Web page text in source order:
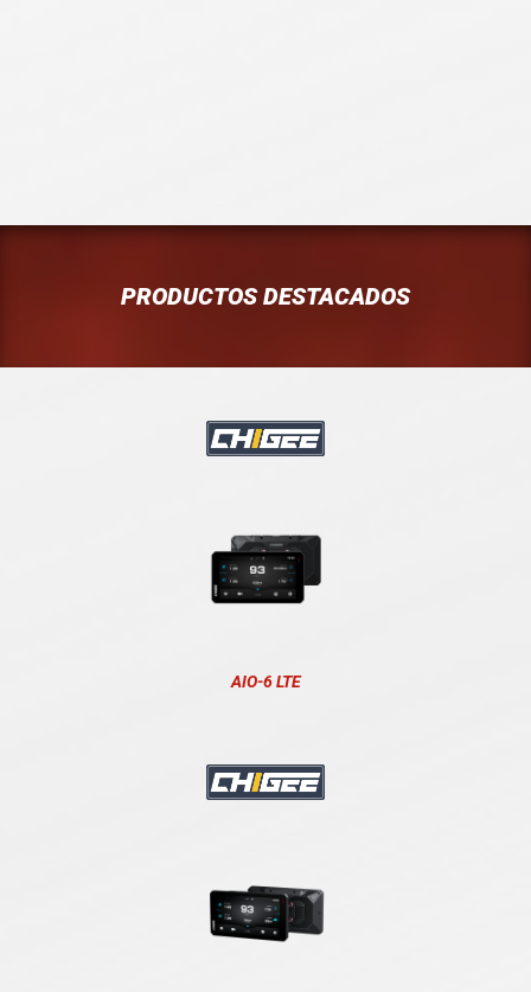
PRODUCTOS DESTACADOS
AIO-6 LTE